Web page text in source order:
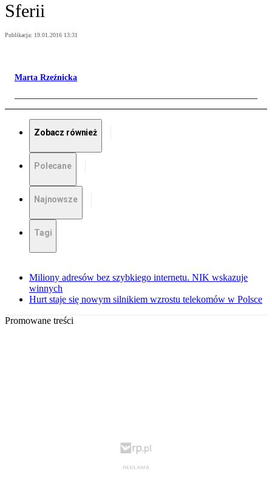
Sferii
Publikacja: 19.01.2016 13:31
Marta Rzeźnicka
Zobacz również
Polecane
Najnowsze
Tagi
Miliony adresów bez szybkiego internetu. NIK wskazuje
winnych
Hurt staje się nowym silnikiem wzrostu telekomów w Polsce
Promowane treści